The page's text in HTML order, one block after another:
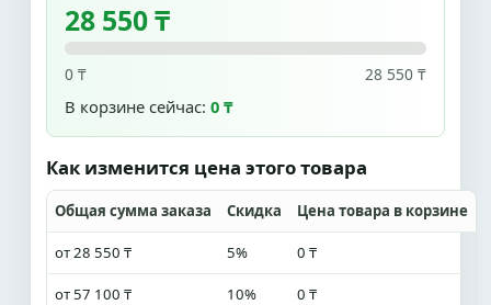
28 550 ₸
0 ₸ 28 550 ₸
В корзине сейчас: 0 ₸
Как изменится цена этого товара
Общая сумма заказа Скидка Цена товара в корзине
от 28 550 ₸ 5% 0 ₸
от 57 100 ₸ 10% 0 ₸